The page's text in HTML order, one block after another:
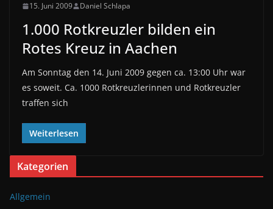
15. Juni 2009 Daniel Schlapa
1.000 Rotkreuzler bilden ein
Rotes Kreuz in Aachen
Am Sonntag den 14. Juni 2009 gegen ca. 13:00 Uhr war
es soweit. Ca. 1000 Rotkreuzlerinnen und Rotkreuzler
traffen sich
Weiterlesen
Kategorien
Allgemein